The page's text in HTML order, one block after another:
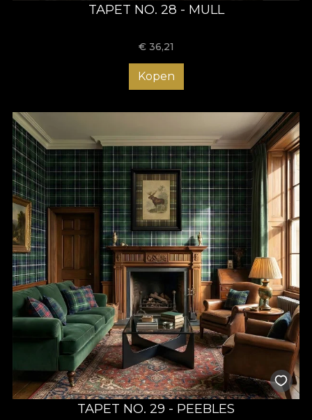
TAPET NO. 28 - MULL
€ 36,21
Kopen
TAPET NO. 29 - PEEBLES